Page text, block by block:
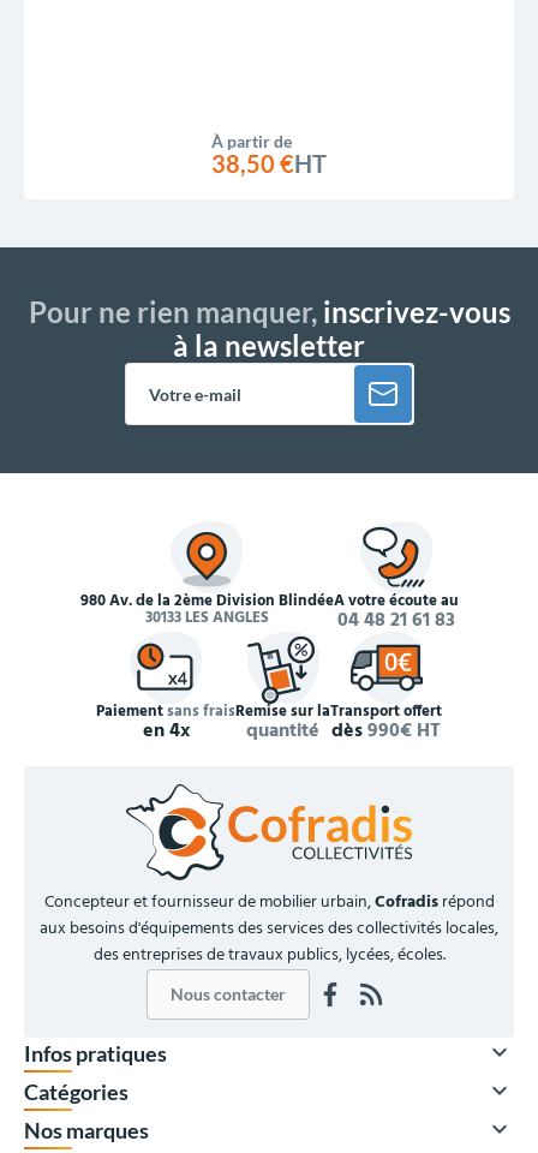
À partir de
38,50 €HT
Pour ne rien manquer,inscrivez-vous
à la newsletter
980 Av. de la 2ème Division Blindée
30133 LES ANGLES
À votre écoute au
04 48 21 61 83
Paiementsans frais
en 4x
Remise sur la
quantité
Transport offert
dès990€ HT
Concepteur et fournisseur de mobilier urbain,Cofradisrépond
aux besoins d'équipements des services des collectivités locales,
des entreprises de travaux publics, lycées, écoles.
Nous contacter
Infos pratiques 
Catégories 
Nos marques 